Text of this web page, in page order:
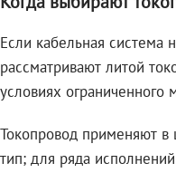
Если кабельная система
рассматривают литой
условиях ограниченного
Токопровод применяют
тип; для ряда